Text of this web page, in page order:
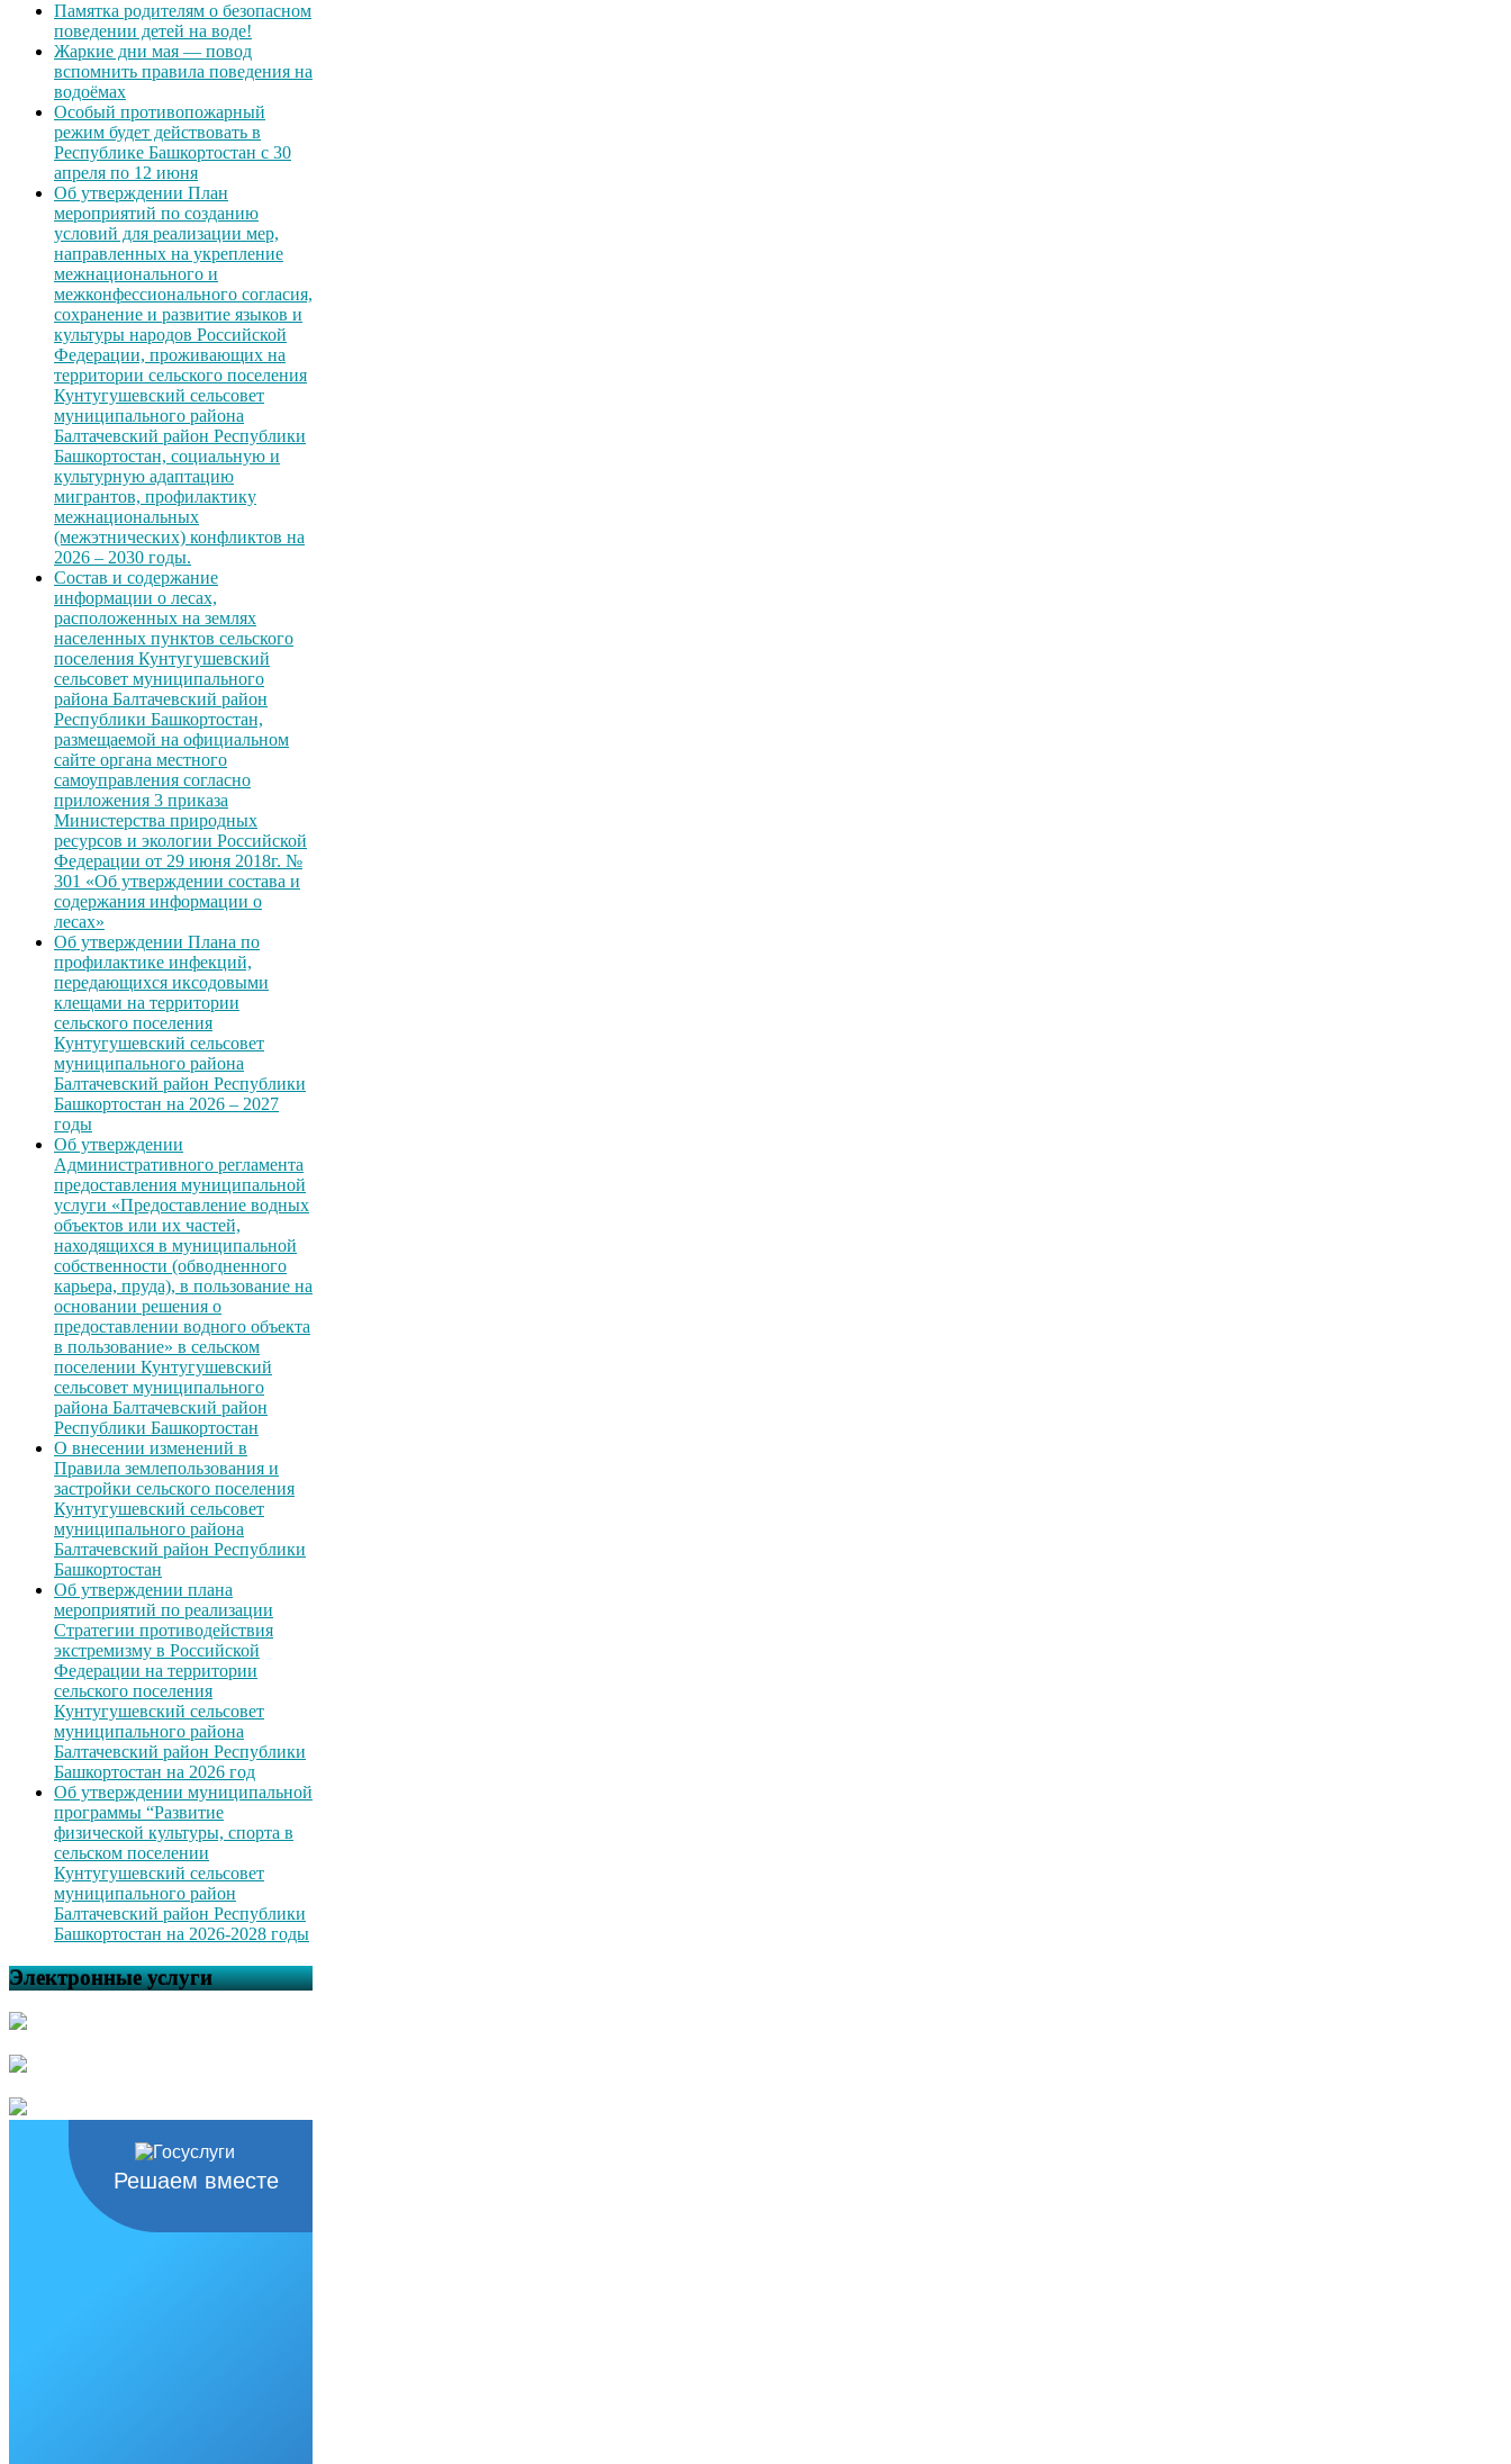
Памятка родителям о безопасном
поведении детей на воде!
Жаркие дни мая — повод
вспомнить правила поведения на
водоёмах
Особый противопожарный
режим будет действовать в
Республике Башкортостан с 30
апреля по 12 июня
Об утверждении План
мероприятий по созданию
условий для реализации мер,
направленных на укрепление
межнационального и
межконфессионального согласия,
сохранение и развитие языков и
культуры народов Российской
Федерации, проживающих на
территории сельского поселения
Кунтугушевский сельсовет
муниципального района
Балтачевский район Республики
Башкортостан, социальную и
культурную адаптацию
мигрантов, профилактику
межнациональных
(межэтнических) конфликтов на
2026 – 2030 годы.
Состав и содержание
информации о лесах,
расположенных на землях
населенных пунктов сельского
поселения Кунтугушевский
сельсовет муниципального
района Балтачевский район
Республики Башкортостан,
размещаемой на официальном
сайте органа местного
самоуправления согласно
приложения 3 приказа
Министерства природных
ресурсов и экологии Российской
Федерации от 29 июня 2018г. №
301 «Об утверждении состава и
содержания информации о
лесах»
Об утверждении Плана по
профилактике инфекций,
передающихся иксодовыми
клещами на территории
сельского поселения
Кунтугушевский сельсовет
муниципального района
Балтачевский район Республики
Башкортостан на 2026 – 2027
годы
Об утверждении
Административного регламента
предоставления муниципальной
услуги «Предоставление водных
объектов или их частей,
находящихся в муниципальной
собственности (обводненного
карьера, пруда), в пользование на
основании решения о
предоставлении водного объекта
в пользование» в сельском
поселении Кунтугушевский
сельсовет муниципального
района Балтачевский район
Республики Башкортостан
О внесении изменений в
Правила землепользования и
застройки сельского поселения
Кунтугушевский сельсовет
муниципального района
Балтачевский район Республики
Башкортостан
Об утверждении плана
мероприятий по реализации
Стратегии противодействия
экстремизму в Российской
Федерации на территории
сельского поселения
Кунтугушевский сельсовет
муниципального района
Балтачевский район Республики
Башкортостан на 2026 год
Об утверждении муниципальной
программы “Развитие
физической культуры, спорта в
сельском поселении
Кунтугушевский сельсовет
муниципального район
Балтачевский район Республики
Башкортостан на 2026-2028 годы
Электронные услуги
Решаем вместе